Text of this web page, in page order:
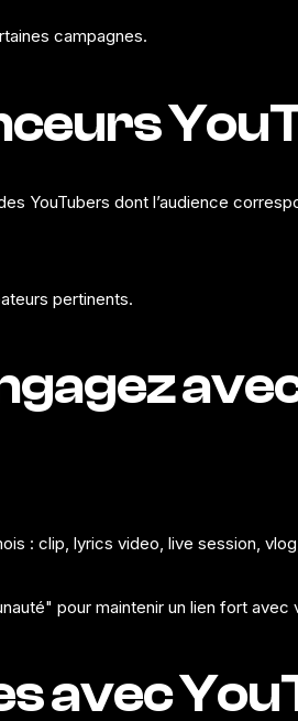
campagnes.
YouTubers dont l’audience
pertinents.
: clip, lyrics video, live session,
pour maintenir un lien fort avec
avec